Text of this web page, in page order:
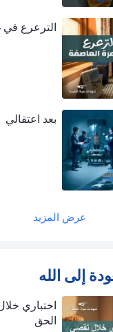
الترعرع في
بعد اعتقالي
عرض المزيد
إلى الله
اختباري
الحق